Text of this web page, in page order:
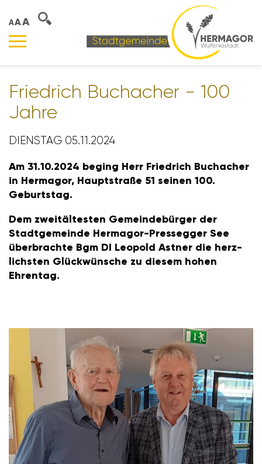
AAA
Fried­rich Buch­a­cher - 100
Jahre
DIENSTAG 05.11.2024
Am 31.10.2024 beging Herr Fried­rich Buch­a­cher
in Hermagor, Haupt­straße 51 seinen 100.
Geburtstag.
Dem zweit­äl­testen Gemein­de­bürger der
Stadt­ge­meinde Hermagor-Pres­segger See
über­brachte Bgm DI Leopold Astner die herz­
lichsten Glück­wün­sche zu diesem hohen
Ehrentag.